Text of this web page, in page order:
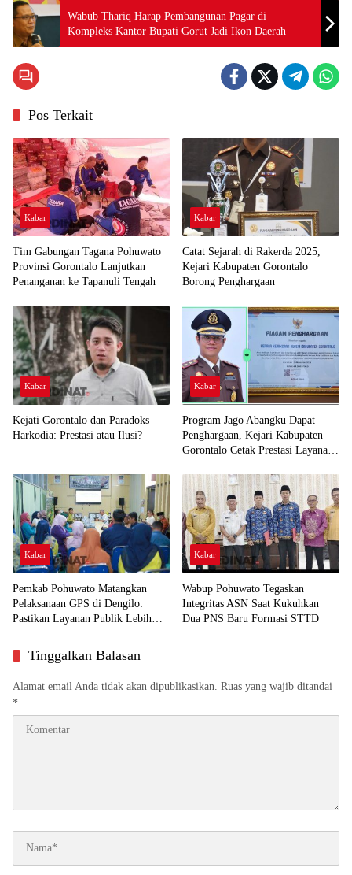
Wabub Thariq Harap Pembangunan Pagar di
Kompleks Kantor Bupati Gorut Jadi Ikon Daerah
Pos Terkait
Kabar
Tim Gabungan Tagana Pohuwato
Provinsi Gorontalo Lanjutkan
Penanganan ke Tapanuli Tengah
Kabar
Catat Sejarah di Rakerda 2025,
Kejari Kabupaten Gorontalo
Borong Penghargaan
Kabar
Kejati Gorontalo dan Paradoks
Harkodia: Prestasi atau Ilusi?
Kabar
Program Jago Abangku Dapat
Penghargaan, Kejari Kabupaten
Gorontalo Cetak Prestasi Layanan
Kabar
Pemkab Pohuwato Matangkan
Pelaksanaan GPS di Dengilo:
Pastikan Layanan Publik Lebih
Kabar
Wabup Pohuwato Tegaskan
Integritas ASN Saat Kukuhkan
Dua PNS Baru Formasi STTD
Tinggalkan Balasan
Alamat email Anda tidak akan dipublikasikan. Ruas yang wajib ditandai
*